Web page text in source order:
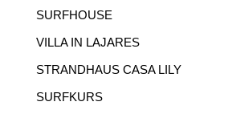
SURFHOUSE
VILLA IN LAJARES
STRANDHAUS CASA LILY
SURFKURS